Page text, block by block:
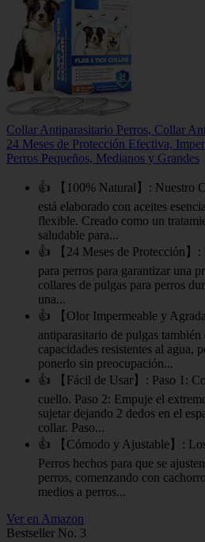
Collar Antiparasitario Perros, Collar
24 Meses de Protección Efectiva,
Perros Pequeños, Medianos y Grandes
👍 【100% Natural】: Nuestro
está elaborado con aceites
flexible. Creado como un
saludable para...
👍 【24 Meses de Protección】:
para perros para garantizar una
collares de pulgas para perros
una...
👍 【Olor Impermeable y
antiparasitario de pulgas también
capacidades resistentes al agua,
ponerlo sin preocupación...
👍 【Fácil de Usar】: Paso 1:
cuello. Paso 2: Empuje el
sujetar dejando 2 dedos en el
collar. Paso...
👍 【Cómodo y Ajustable】:
Perros hechos para que se
perros, comenzando con
medios a perros...
Ver en Amazon
Bestseller No. 3